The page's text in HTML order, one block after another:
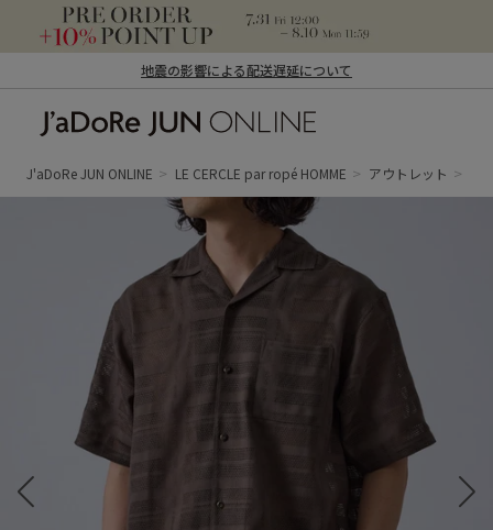
地震の影響による配送遅延について
ン オンライン）
J'aDoRe JUN ONLINE LE CERCLE par ropé HOMME アウトレット